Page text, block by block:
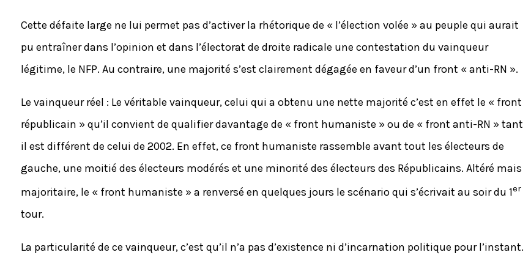
Cette défaite large ne lui permet pas d’activer la rhétorique de « l’élection volée » au peuple qui aurait
pu entraîner dans l’opinion et dans l’électorat de droite radicale une contestation du vainqueur
légitime, le NFP. Au contraire, une majorité s’est clairement dégagée en faveur d’un front « anti-RN ».
Le vainqueur réel : Le véritable vainqueur, celui qui a obtenu une nette majorité c’est en effet le « front
républicain » qu’il convient de qualifier davantage de « front humaniste » ou de « front anti-RN » tant
il est différent de celui de 2002. En effet, ce front humaniste rassemble avant tout les électeurs de
gauche, une moitié des électeurs modérés et une minorité des électeurs des Républicains. Altéré mais
majoritaire, le « front humaniste » a renversé en quelques jours le scénario qui s’écrivait au soir du 1er
tour.
La particularité de ce vainqueur, c’est qu’il n’a pas d’existence ni d’incarnation politique pour l’instant.